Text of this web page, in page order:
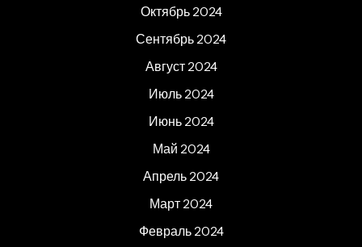
Октябрь 2024
Сентябрь 2024
Август 2024
Июль 2024
Июнь 2024
Май 2024
Апрель 2024
Март 2024
Февраль 2024